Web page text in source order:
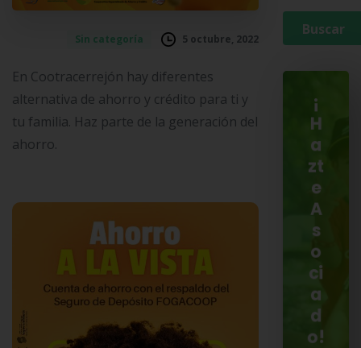
Sin categoría 5 octubre, 2022
En Cootracerrejón hay diferentes
alternativa de ahorro y crédito para ti y
tu familia. Haz parte de la generación del
ahorro.
¡
H
a
zt
e
A
s
o
ci
a
d
o!